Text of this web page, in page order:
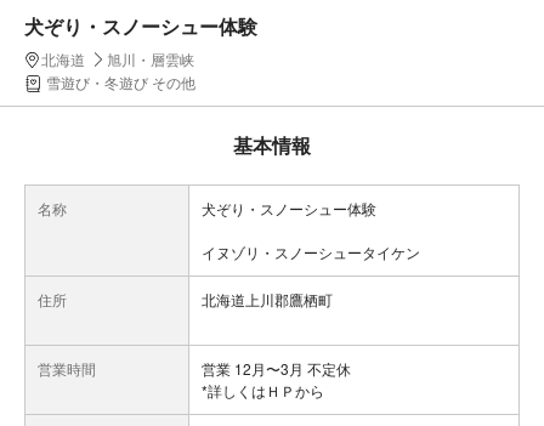
犬ぞり・スノーシュー体験
北海道
旭川・層雲峡
雪遊び・冬遊び その他
基本情報
名称 犬ぞり・スノーシュー体験
イヌゾリ・スノーシュータイケン
住所 北海道上川郡鷹栖町
営業時間
営業 12月〜3月 不定休
*詳しくはＨＰから